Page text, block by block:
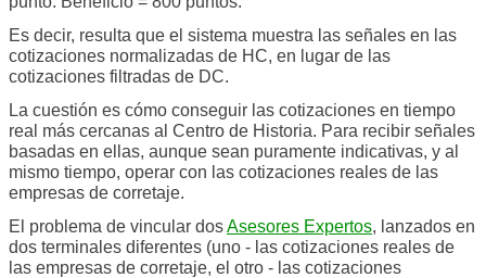
Es decir, resulta que el sistema muestra las señales en las
cotizaciones normalizadas de HC, en lugar de las
cotizaciones filtradas de DC.
La cuestión es cómo conseguir las cotizaciones en tiempo
real más cercanas al Centro de Historia. Para recibir señales
basadas en ellas, aunque sean puramente indicativas, y al
mismo tiempo, operar con las cotizaciones reales de las
empresas de corretaje.
El problema de vincular dosAsesores Expertos, lanzados en
dos terminales diferentes (uno - las cotizaciones reales de
las empresas de corretaje, el otro - las cotizaciones